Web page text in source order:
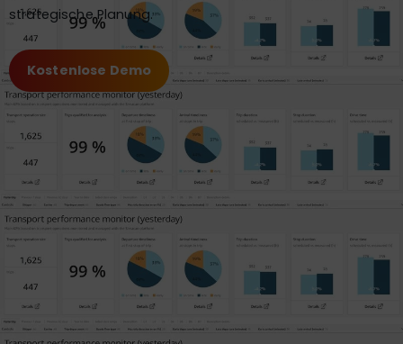
strategische Planung.
Kostenlose Demo